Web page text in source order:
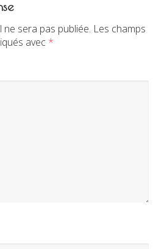
sera pas publiée. Les champs
avec *